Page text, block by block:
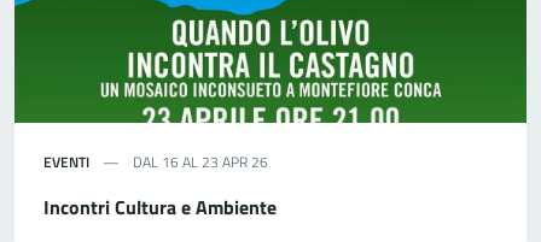
EVENTI DAL 16 AL 23 APR 26
Incontri Cultura e Ambiente